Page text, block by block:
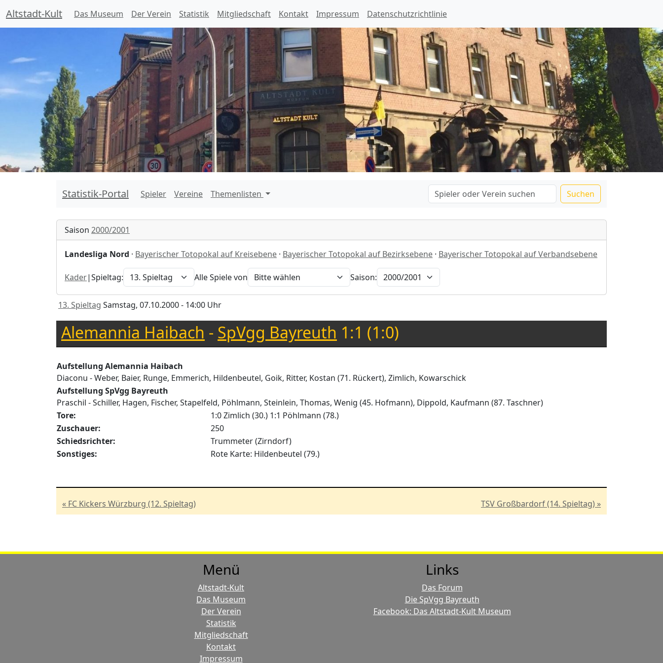
Altstadt-Kult Das Museum Der Verein Statistik Mitgliedschaft Kontakt Impressum Datenschutzrichtlinie
Statistik-Portal Spieler Vereine Themenlisten Suchen
Saison 2000/2001
Landesliga Nord · Bayerischer Totopokal auf Kreisebene · Bayerischer Totopokal auf Bezirksebene · Bayerischer Totopokal auf Verbandsebene
Kader|Spieltag: Alle Spiele von Saison:
13. Spieltag Samstag, 07.10.2000 - 14:00 Uhr
Alemannia Haibach - SpVgg Bayreuth 1:1 (1:0)
Aufstellung Alemannia Haibach
Diaconu - Weber, Baier, Runge, Emmerich, Hildenbeutel, Goik, Ritter, Kostan (71. Rückert), Zimlich, Kowarschick
Aufstellung SpVgg Bayreuth
Praschil - Schiller, Hagen, Fischer, Stapelfeld, Pöhlmann, Steinlein, Thomas, Wenig (45. Hofmann), Dippold, Kaufmann (87. Taschner)
Tore:
1:0 Zimlich (30.) 1:1 Pöhlmann (78.)
Zuschauer:
250
Schiedsrichter:
Trummeter (Zirndorf)
Sonstiges:
Rote Karte: Hildenbeutel (79.)
« FC Kickers Würzburg (12. Spieltag) TSV Großbardorf (14. Spieltag) »
Menü
Altstadt-Kult
Das Museum
Der Verein
Statistik
Mitgliedschaft
Kontakt
Impressum
Links
Das Forum
Die SpVgg Bayreuth
Facebook: Das Altstadt-Kult Museum